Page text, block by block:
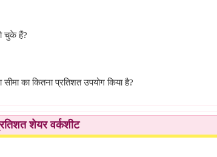
चुके हैं?
का कितना प्रतिशत उपयोग किया है?
शेयर वर्कशीट